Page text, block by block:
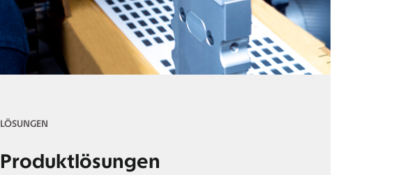
LÖSUNGEN
Produktlösungen